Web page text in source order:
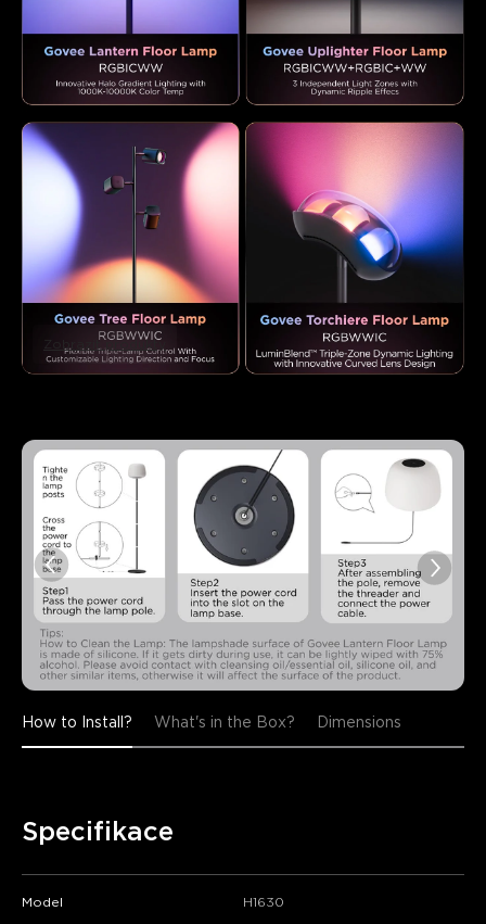
Zobrazit produkty
How to Install? What's in the Box? Dimensions
Specifikace
Model H1630